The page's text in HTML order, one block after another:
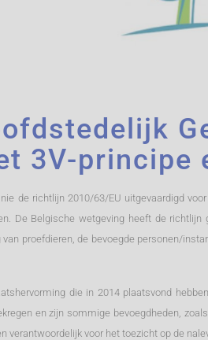
3V-principe
de richtlijn 2010/63/EU uitgevaardigd
De Belgische wetgeving heeft de
proefdieren, de bevoegde personen/
die in 2014 plaatsvond
en zijn sommige bevoegdheden,
verantwoordelijk voor het toezicht op de